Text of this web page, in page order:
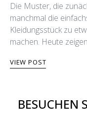
Die Muster, die
manchmal die
Kleidungsstück zu
machen. Heute
VIEW POST
BESUCHEN